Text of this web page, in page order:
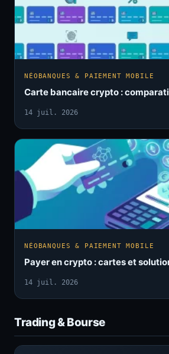
NÉOBANQUES & PAIEMENT MOBILE
Carte bancaire crypto :
14 juil. 2026
NÉOBANQUES & PAIEMENT MOBILE
Payer en crypto : cartes et
14 juil. 2026
Trading & Bourse